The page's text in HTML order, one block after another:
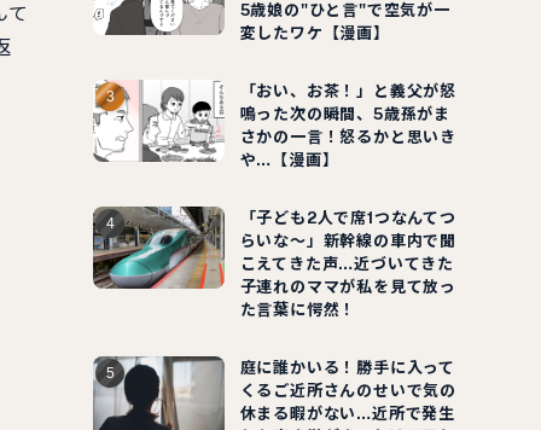
て
5歳娘の"ひと言"で空気が一
変したワケ【漫画】
「おい、お茶！」と義父が怒
鳴った次の瞬間、5歳孫がま
さかの一言！怒るかと思いき
や…【漫画】
「子ども2人で席1つなんてつ
らいな～」新幹線の車内で聞
こえてきた声…近づいてきた
子連れのママが私を見て放っ
た言葉に愕然！
庭に誰かいる！勝手に入って
くるご近所さんのせいで気の
休まる暇がない…近所で発生